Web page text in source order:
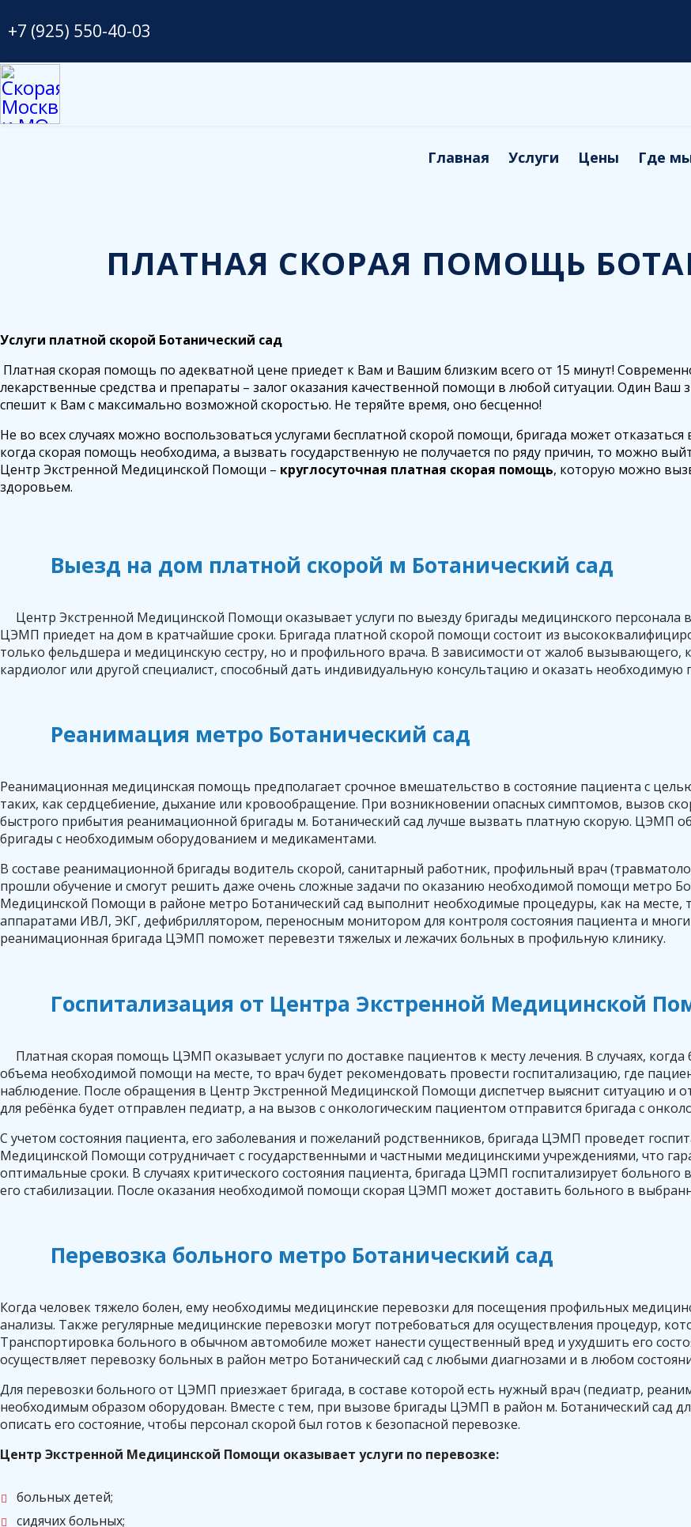
+7 (925) 550-40-03
Главная Услуги Цены Где
ПЛАТНАЯ СКОРАЯ ПОМОЩЬ
Услуги платной скорой Ботанический сад
Платная скорая помощь по адекватной цене приедет к Вам и Вашим близким всего от 15 минут!
лекарственные средства и препараты – залог оказания качественной помощи в любой ситуации. Один
спешит к Вам с максимально возможной скоростью. Не теряйте время, оно бесценно!
Не во всех случаях можно воспользоваться услугами бесплатной скорой помощи, бригада может
когда скорая помощь необходима, а вызвать государственную не получается по ряду причин, то можно
Центр Экстренной Медицинской Помощи – круглосуточная платная скорая помощь, которую можно
здоровьем.
Выезд на дом платной скорой м Ботанический сад
Центр Экстренной Медицинской Помощи оказывает услуги по выезду бригады медицинского персонала
ЦЭМП приедет на дом в кратчайшие сроки. Бригада платной скорой помощи состоит из
только фельдшера и медицинскую сестру, но и профильного врача. В зависимости от жалоб
кардиолог или другой специалист, способный дать индивидуальную консультацию и оказать
Реанимация метро Ботанический сад
Реанимационная медицинская помощь предполагает срочное вмешательство в состояние пациента с
таких, как сердцебиение, дыхание или кровообращение. При возникновении опасных симптомов, вызов
быстрого прибытия реанимационной бригады м. Ботанический сад лучше вызвать платную скорую. ЦЭМП
бригады с необходимым оборудованием и медикаментами.
В составе реанимационной бригады водитель скорой, санитарный работник, профильный врач
прошли обучение и смогут решить даже очень сложные задачи по оказанию необходимой помощи метро
Медицинской Помощи в районе метро Ботанический сад выполнит необходимые процедуры, как на месте,
аппаратами ИВЛ, ЭКГ, дефибриллятором, переносным монитором для контроля состояния пациента и
реанимационная бригада ЦЭМП поможет перевезти тяжелых и лежачих больных в профильную клинику.
Госпитализация от Центра Экстренной Медицинской
Платная скорая помощь ЦЭМП оказывает услуги по доставке пациентов к месту лечения. В случаях,
объема необходимой помощи на месте, то врач будет рекомендовать провести госпитализацию, где
наблюдение. После обращения в Центр Экстренной Медицинской Помощи диспетчер выяснит ситуацию и
для ребёнка будет отправлен педиатр, а на вызов с онкологическим пациентом отправится бригада с
С учетом состояния пациента, его заболевания и пожеланий родственников, бригада ЦЭМП проведет
Медицинской Помощи сотрудничает с государственными и частными медицинскими учреждениями, что
оптимальные сроки. В случаях критического состояния пациента, бригада ЦЭМП госпитализирует
его стабилизации. После оказания необходимой помощи скорая ЦЭМП может доставить больного в
Перевозка больного метро Ботанический сад
Когда человек тяжело болен, ему необходимы медицинские перевозки для посещения профильных
анализы. Также регулярные медицинские перевозки могут потребоваться для осуществления процедур,
Транспортировка больного в обычном автомобиле может нанести существенный вред и ухудшить его
осуществляет перевозку больных в район метро Ботанический сад с любыми диагнозами и в любом
Для перевозки больного от ЦЭМП приезжает бригада, в составе которой есть нужный врач (педиатр,
необходимым образом оборудован. Вместе с тем, при вызове бригады ЦЭМП в район м. Ботанический сад
описать его состояние, чтобы персонал скорой был готов к безопасной перевозке.
Центр Экстренной Медицинской Помощи оказывает услуги по перевозке:
больных детей;
сидячих больных;